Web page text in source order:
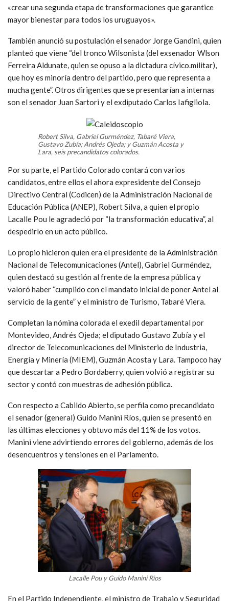
«crear una segunda etapa de transformaciones que garantice
mayor bienestar para todos los uruguayos».
También anunció su postulación el senador Jorge Gandini, quien
planteó que viene “del tronco Wilsonista (del exsenador Wlson
Ferreira Aldunate, quien se opuso a la dictadura cívico.militar),
que hoy es minoría dentro del partido, pero que representa a
mucha gente”. Otros dirigentes que se presentarían a internas
son el senador Juan Sartori y el exdiputado Carlos Iafigliola.
Robert Silva, Gabriel Gurméndez, Tabaré Viera,
Gustavo Zubía; Andrés Ojeda; y Guzmán Acosta y
Lara, seis precandidatos colorados.
Por su parte, el Partido Colorado contará con varios
candidatos, entre ellos el ahora expresidente del Consejo
Directivo Central (Codicen) de la Administración Nacional de
Educación Pública (ANEP), Robert Silva, a quien el propio
Lacalle Pou le agradeció por “la transformación educativa”, al
despedirlo en un acto público.
Lo propio hicieron quien era el presidente de la Administración
Nacional de Telecomunicaciones (Antel), Gabriel Gurméndez,
quien destacó su gestión al frente de la empresa pública y
valoró haber “cumplido con el mandato inicial de poner Antel al
servicio de la gente” y el ministro de Turismo, Tabaré Viera.
Completan la nómina colorada el exedil departamental por
Montevideo, Andrés Ojeda; el diputado Gustavo Zubía y el
director de Telecomunicaciones del Ministerio de Industria,
Energía y Minería (MIEM), Guzmán Acosta y Lara. Tampoco hay
que descartar a Pedro Bordaberry, quien volvió a registrar su
sector y contó con muestras de adhesión pública.
Con respecto a Cabildo Abierto, se perfila como precandidato
el senador (general) Guido Manini Ríos, quien se presentó en
las últimas elecciones y obtuvo más del 11% de los votos.
Manini viene advirtiendo errores del gobierno, además de los
desencuentros y tensiones en el Parlamento.
Lacalle Pou y Guido Manini Rios
En el Partido Independiente, el ministro de Trabajo y Seguridad